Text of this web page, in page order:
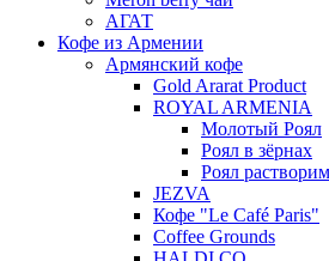
АГАТ
Кофе из Армении
Армянский кофе
Gold Ararat Product
ROYAL ARMENIA
Молотый Роял
Роял в зёрнах
Роял
JEZVA
Кофе "Le Café Paris"
Coffee Grounds